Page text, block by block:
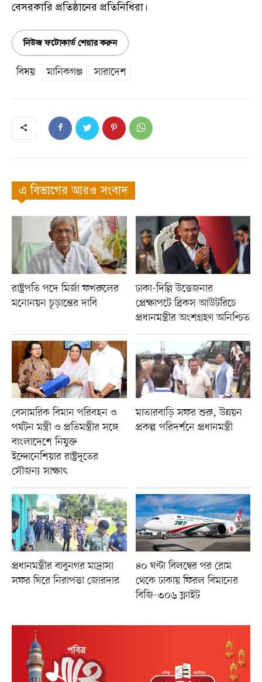
বেসরকারি প্রতিষ্ঠানের প্রতিনিধিরা।
নিউজ ফটোকার্ড শেয়ার করুন
বিষয় মানিকগঞ্জ সারাদেশ
এ বিভাগের আরও সংবাদ
রাষ্ট্রপতি পদে মির্জা ফখরুলের
মনোনয়ন চূড়ান্তের দাবি
ঢাকা-দিল্লি উত্তেজনার
প্রেক্ষাপটে ব্রিকস আউটরিচে
প্রধানমন্ত্রীর অংশগ্রহণ অনিশ্চিত
বেসামরিক বিমান পরিবহন ও
পর্যটন মন্ত্রী ও প্রতিমন্ত্রীর সঙ্গে
বাংলাদেশে নিযুক্ত
ইন্দোনেশিয়ার রাষ্ট্রদূতের
সৌজন্য সাক্ষাৎ
মাতারবাড়ি সফর শুরু, উন্নয়ন
প্রকল্প পরিদর্শনে প্রধানমন্ত্রী
প্রধানমন্ত্রীর বাবুনগর মাদ্রাসা
সফর ঘিরে নিরাপত্তা জোরদার
৪০ ঘণ্টা বিলম্বের পর রোম
থেকে ঢাকায় ফিরল বিমানের
বিজি-৩০৬ ফ্লাইট